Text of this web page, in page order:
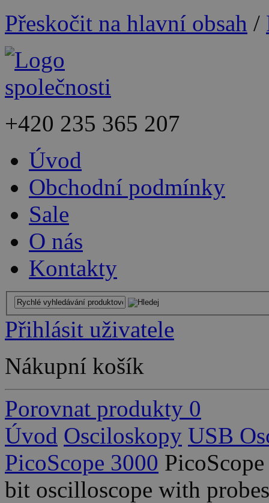
Přeskočit na hlavní obsah /
+420 235 365 207
Úvod
Obchodní podmínky
Sale
O nás
Kontakty
Přihlásit uživatele
Nákupní košík
Porovnat produkty 0
Úvod Osciloskopy USB
PicoScope 3000
bit oscilloscope with probes